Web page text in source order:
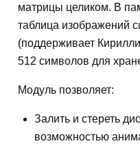
матрицы целиком. В
таблица изображений
(поддерживает
512 символов для
Модуль позволяет:
Залить и стереть
возможностью